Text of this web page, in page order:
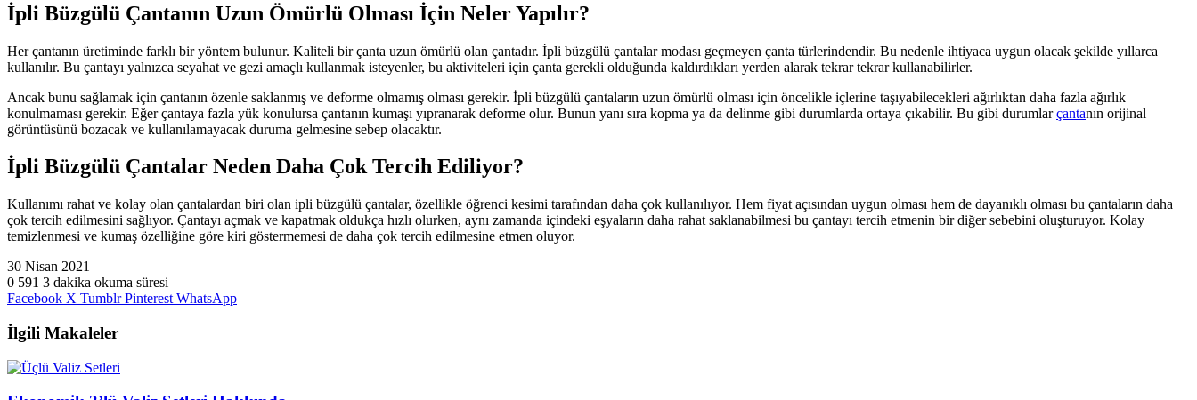
İpli Büzgülü Çantanın Uzun Ömürlü Olması İçin Neler Yapılır?
Her çantanın üretiminde farklı bir yöntem bulunur. Kaliteli bir çanta uzun ömürlü olan çantadır. İpli büzgülü çantalar modası geçmeyen çanta türlerindendir. Bu nedenle ihtiyaca uygun olacak şekilde yıllarca
kullanılır. Bu çantayı yalnızca seyahat ve gezi amaçlı kullanmak isteyenler, bu aktiviteleri için çanta gerekli olduğunda kaldırdıkları yerden alarak tekrar tekrar kullanabilirler.
Ancak bunu sağlamak için çantanın özenle saklanmış ve deforme olmamış olması gerekir. İpli büzgülü çantaların uzun ömürlü olması için öncelikle içlerine taşıyabilecekleri ağırlıktan daha fazla ağırlık
konulmaması gerekir. Eğer çantaya fazla yük konulursa çantanın kumaşı yıpranarak deforme olur. Bunun yanı sıra kopma ya da delinme gibi durumlarda ortaya çıkabilir. Bu gibi durumlarçantanın orijinal
görüntüsünü bozacak ve kullanılamayacak duruma gelmesine sebep olacaktır.
İpli Büzgülü Çantalar Neden Daha Çok Tercih Ediliyor?
Kullanımı rahat ve kolay olan çantalardan biri olan ipli büzgülü çantalar, özellikle öğrenci kesimi tarafından daha çok kullanılıyor. Hem fiyat açısından uygun olması hem de dayanıklı olması bu çantaların daha
çok tercih edilmesini sağlıyor. Çantayı açmak ve kapatmak oldukça hızlı olurken, aynı zamanda içindeki eşyaların daha rahat saklanabilmesi bu çantayı tercih etmenin bir diğer sebebini oluşturuyor. Kolay
temizlenmesi ve kumaş özelliğine göre kiri göstermemesi de daha çok tercih edilmesine etmen oluyor.
30 Nisan 2021
0 591 3 dakika okuma süresi
Facebook X Tumblr Pinterest WhatsApp
İlgili Makaleler